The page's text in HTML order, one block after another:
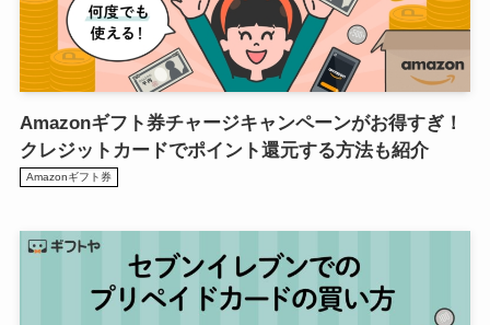
Amazonギフト券チャージキャンペーンがお得すぎ！
クレジットカードでポイント還元する方法も紹介
Amazonギフト券